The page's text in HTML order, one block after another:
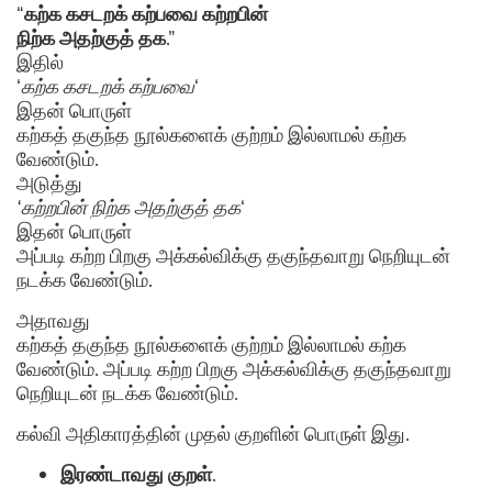
“கற்க கசடறக் கற்பவை கற்றபின்
நிற்க அதற்குத் தக.”
இதில்
‘கற்க கசடறக் கற்பவை‘
இதன் பொருள்
கற்கத் தகுந்த நூல்களைக் குற்றம் இல்லாமல் கற்க
வேண்டும்.
அடுத்து
‘கற்றபின் நிற்க அதற்குத் தக‘
இதன் பொருள்
அப்படி கற்ற பிறகு அக்கல்விக்கு தகுந்தவாறு நெறியுடன்
நடக்க வேண்டும்.
அதாவது
கற்கத் தகுந்த நூல்களைக் குற்றம் இல்லாமல் கற்க
வேண்டும். அப்படி கற்ற பிறகு அக்கல்விக்கு தகுந்தவாறு
நெறியுடன் நடக்க வேண்டும்.
கல்வி அதிகாரத்தின் முதல் குறளின் பொருள் இது.
இரண்டாவது குறள்.